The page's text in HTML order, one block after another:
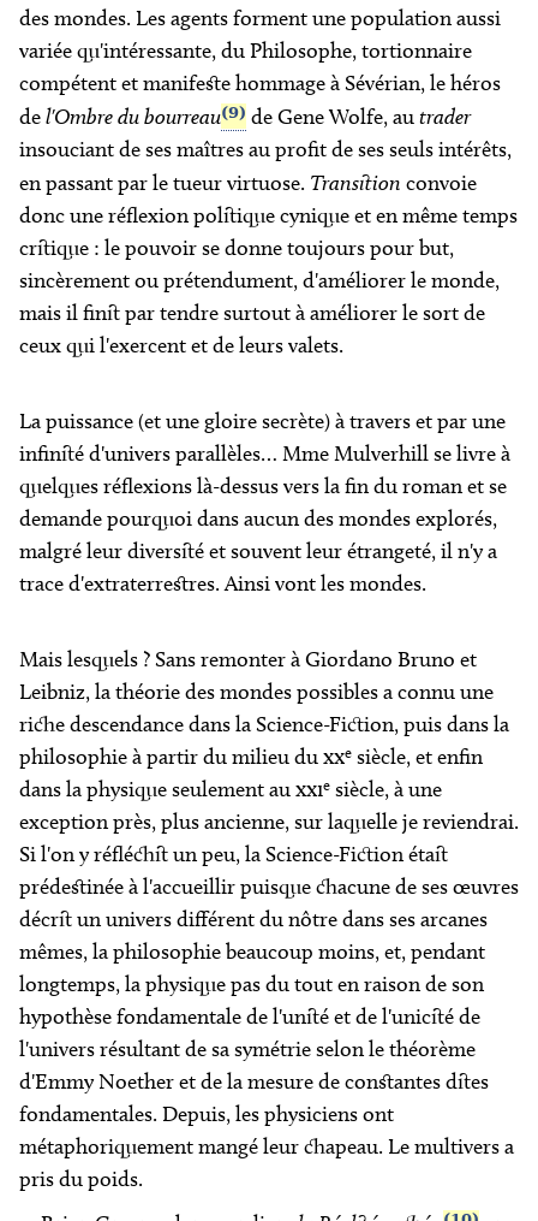
des mondes. Les agents forment une population aussi
variée qu'intéressante, du Philosophe, tortionnaire
compétent et manifeste hommage à Sévérian, le héros
del'Ombre du bourreau(9) de Gene Wolfe, autrader
insouciant de ses maîtres au profit de ses seuls intérêts,
en passant par le tueur virtuose. Transition convoie
donc une réflexion politique cynique et en même temps
critique : le pouvoir se donne toujours pour but,
sincèrement ou prétendument, d'améliorer le monde,
mais il finit par tendre surtout à améliorer le sort de
ceux qui l'exercent et de leurs valets.
La puissance (et une gloire secrète) à travers et par une
infinité d'univers parallèles… Mme Mulverhill se livre à
quelques réflexions là-dessus vers la fin du roman et se
demande pourquoi dans aucun des mondes explorés,
malgré leur diversité et souvent leur étrangeté, il n'y a
trace d'extraterrestres. Ainsi vont les mondes.
Mais lesquels ? Sans remonter à Giordano Bruno et
Leibniz, la théorie des mondes possibles a connu une
riche descendance dans la Science-Fiction, puis dans la
philosophie à partir du milieu duxxe siècle, et enfin
dans la physique seulement auxxie siècle, à une
exception près, plus ancienne, sur laquelle je reviendrai.
Si l'on y réfléchit un peu, la Science-Fiction était
prédestinée à l'accueillir puisque chacune de ses œuvres
décrit un univers différent du nôtre dans ses arcanes
mêmes, la philosophie beaucoup moins, et, pendant
longtemps, la physique pas du tout en raison de son
hypothèse fondamentale de l'unité et de l'unicité de
l'univers résultant de sa symétrie selon le théorème
d'Emmy Noether et de la mesure de constantes dites
fondamentales. Depuis, les physiciens ont
métaphoriquement mangé leur chapeau. Le multivers a
pris du poids.